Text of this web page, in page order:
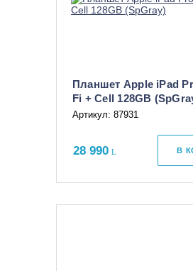
Планшет Apple iPad
Fi + Cell 128GB
Артикул: 87931
28 990 В